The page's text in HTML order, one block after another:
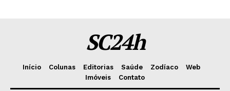
SC24h
Início Colunas Editorias Saúde Zodíaco
Web
Imóveis
Contato